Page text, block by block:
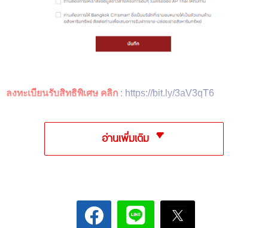
ลงทะเบียนรับสิทธิพิเศษ คลิก : https://bit.ly/3aV3qT6
อ่านเพิ่มเติม